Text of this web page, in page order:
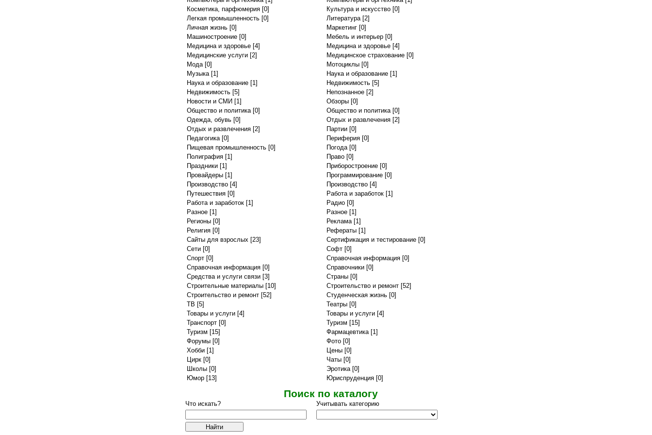
Косметика, парфюмерия [0] Культура и искусство [0]
Легкая промышленность [0] Литература[2]
Личная жизнь [0] Маркетинг [0]
Машиностроение [0] Мебель и интерьер [0]
Медицина и здоровье [4] Медицина и здоровье [4]
Медицинские услуги [2] Медицинское страхование [0]
Мода[0] Мотоциклы [0]
Музыка[1] Наука и образование [1]
Наука и образование [1] Недвижимость [5]
Недвижимость [5] Непознанное [2]
Новости и СМИ [1] Обзоры [0]
Общество и политика[0] Общество и политика[0]
Одежда, обувь [0] Отдых и развлечения [2]
Отдых и развлечения [2] Партии [0]
Педагогика[0] Периферия [0]
Пищевая промышленность [0] Погода[0]
Полиграфия [1] Право [0]
Праздники [1] Приборостроение [0]
Провайдеры [1] Программирование [0]
Производство [4] Производство [4]
Путешествия [0] Работа и заработок [1]
Работа и заработок [1] Радио [0]
Разное [1] Разное [1]
Регионы [0] Реклама[1]
Религия [0] Рефераты [1]
Сайты для взрослых [23] Сертификация и тестирование [0]
Сети [0] Софт [0]
Спорт [0] Справочная информация [0]
Справочная информация [0] Справочники [0]
Средства и услуги связи [3] Страны [0]
Строительные материалы [10] Строительство и ремонт [52]
Строительство и ремонт [52] Студенческая жизнь [0]
ТВ [5] Театры [0]
Товары и услуги [4] Товары и услуги [4]
Транспорт [0] Туризм [15]
Туризм [15] Фармацевтика[1]
Форумы [0] Фото [0]
Хобби [1] Цены [0]
Цирк [0] Чаты [0]
Школы [0] Эротика[0]
Юмор [13] Юриспруденция [0]
Поиск по каталогу
Что искать? Учитывать категорию